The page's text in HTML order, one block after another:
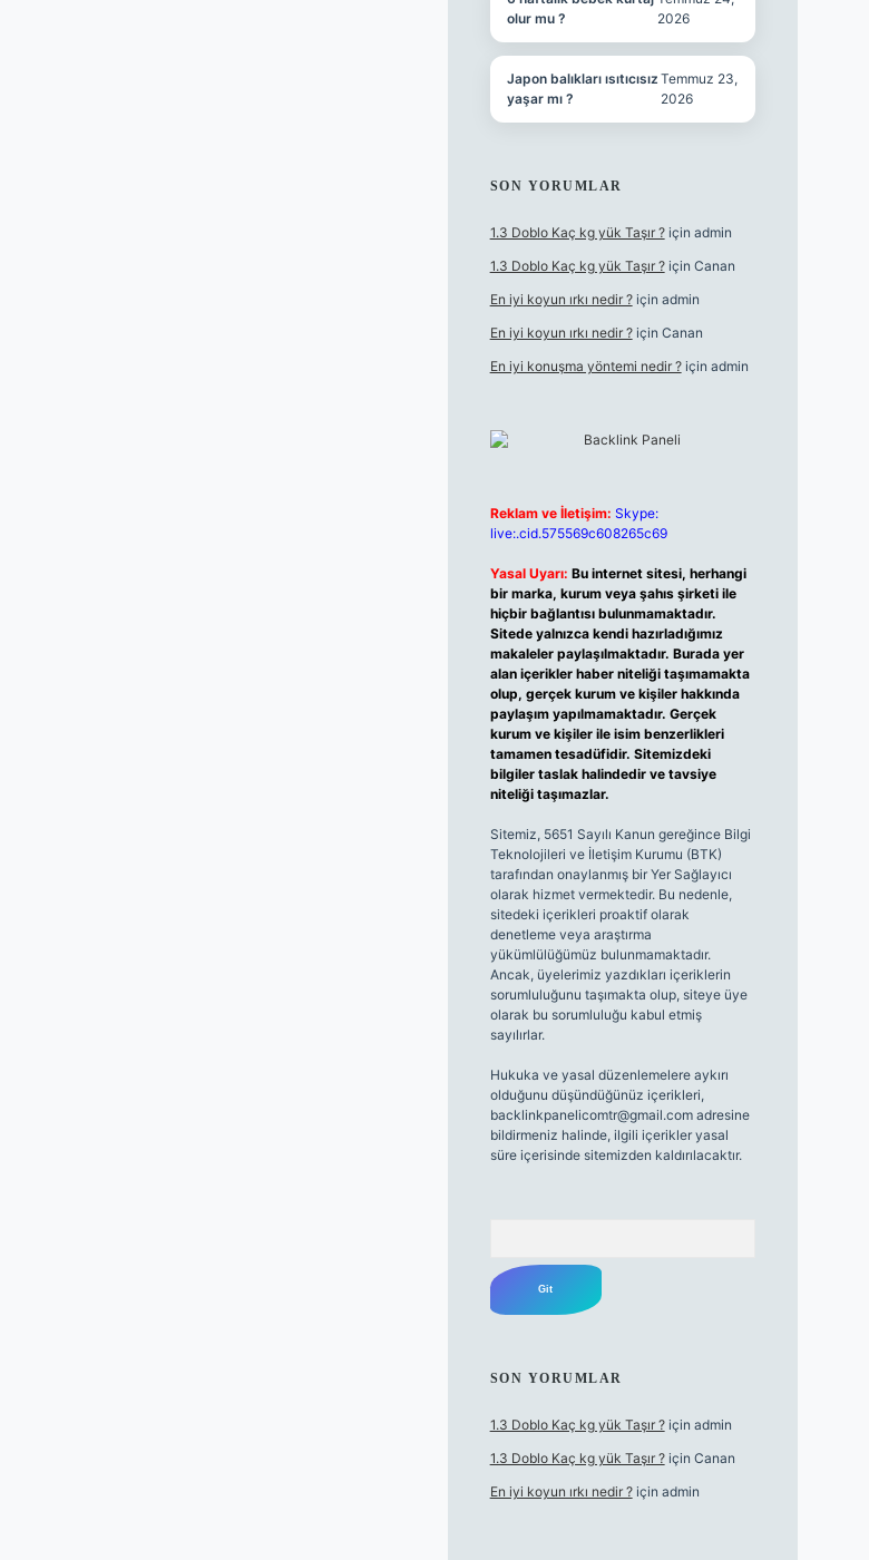
olur mu ?
2026
Japon balıkları ısıtıcısız
yaşar mı ?
Temmuz 23,
2026
SON YORUMLAR
1.3 Doblo Kaç kg yük Taşır ?için admin
1.3 Doblo Kaç kg yük Taşır ?için Canan
En iyi koyun ırkı nedir ?için admin
En iyi koyun ırkı nedir ?için Canan
En iyi konuşma yöntemi nedir ?için admin
Reklam ve İletişim: Skype:
live:.cid.575569c608265c69
Yasal Uyarı: Bu internet sitesi, herhangi
bir marka, kurum veya şahıs şirketi ile
hiçbir bağlantısı bulunmamaktadır.
Sitede yalnızca kendi hazırladığımız
makaleler paylaşılmaktadır. Burada yer
alan içerikler haber niteliği taşımamakta
olup, gerçek kurum ve kişiler hakkında
paylaşım yapılmamaktadır. Gerçek
kurum ve kişiler ile isim benzerlikleri
tamamen tesadüfidir. Sitemizdeki
bilgiler taslak halindedir ve tavsiye
niteliği taşımazlar.
Sitemiz, 5651 Sayılı Kanun gereğince Bilgi
Teknolojileri ve İletişim Kurumu (BTK)
tarafından onaylanmış bir Yer Sağlayıcı
olarak hizmet vermektedir. Bu nedenle,
sitedeki içerikleri proaktif olarak
denetleme veya araştırma
yükümlülüğümüz bulunmamaktadır.
Ancak, üyelerimiz yazdıkları içeriklerin
sorumluluğunu taşımakta olup, siteye üye
olarak bu sorumluluğu kabul etmiş
sayılırlar.
Hukuka ve yasal düzenlemelere aykırı
olduğunu düşündüğünüz içerikleri,
backlinkpanelicomtr@gmail.comadresine
bildirmeniz halinde, ilgili içerikler yasal
süre içerisinde sitemizden kaldırılacaktır.
SON YORUMLAR
1.3 Doblo Kaç kg yük Taşır ?için admin
1.3 Doblo Kaç kg yük Taşır ?için Canan
En iyi koyun ırkı nedir ?için admin